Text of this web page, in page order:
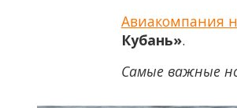
Авиакомпания
Кубань».
Самые важные